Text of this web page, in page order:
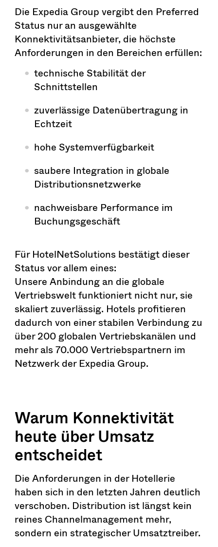
Die Expedia Group vergibt den Preferred
Status nur an ausgewählte
Konnektivitätsanbieter, die höchste
Anforderungen in den Bereichen erfüllen:
technische Stabilität der
Schnittstellen
zuverlässige Datenübertragung in
Echtzeit
hohe Systemverfügbarkeit
saubere Integration in globale
Distributionsnetzwerke
nachweisbare Performance im
Buchungsgeschäft
Für HotelNetSolutions bestätigt dieser
Status vor allem eines:
Unsere Anbindung an die globale
Vertriebswelt funktioniert nicht nur, sie
skaliert zuverlässig. Hotels profitieren
dadurch von einer stabilen Verbindung zu
über 200 globalen Vertriebskanälen und
mehr als 70.000 Vertriebspartnern im
Netzwerk der Expedia Group.
Warum Konnektivität
heute über Umsatz
entscheidet
Die Anforderungen in der Hotellerie
haben sich in den letzten Jahren deutlich
verschoben. Distribution ist längst kein
reines Channelmanagement mehr,
sondern ein strategischer Umsatztreiber.